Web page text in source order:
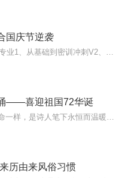
国庆节逆袭
——喜迎祖国72华诞
历由来风俗习惯